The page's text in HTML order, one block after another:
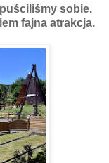
sobie.
fajna atrakcja.